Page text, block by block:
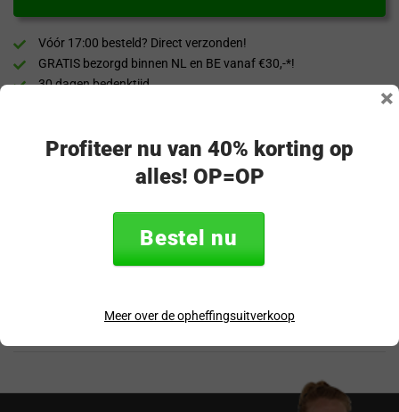
Vóór 17:00 besteld? Direct verzonden!
GRATIS bezorgd binnen NL en BE vanaf €30,-*!
30 dagen bedenktijd
“Snel en eenvoudig te bestellen. Snel geleverd!”
Profiteer nu van 40% korting op
alles! OP=OP
Bestel nu
Meer over de opheffingsuitverkoop
×